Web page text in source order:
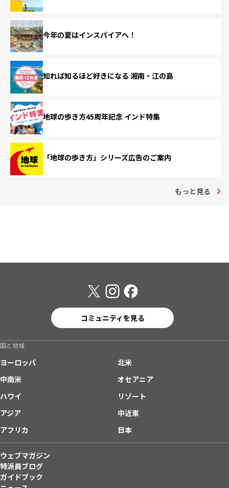
今年の夏はインスパイアへ！
知れば知るほど好きになる 湘南・江の島
地球の歩き方45周年記念 インド特集
「地球の歩き方」シリーズ広告のご案内
もっと見る
コミュニティを見る
国と地域
ヨーロッパ
北米
中南米
オセアニア
ハワイ
リゾート
アジア
中近東
アフリカ
日本
ウェブマガジン
特派員ブログ
ガイドブック